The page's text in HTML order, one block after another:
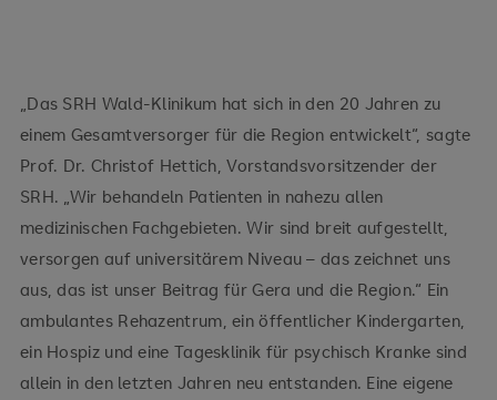
„Das SRH Wald-Klinikum hat sich in den 20 Jahren zu
einem Gesamtversorger für die Region entwickelt“, sagte
Prof. Dr. Christof Hettich, Vorstandsvorsitzender der
SRH. „Wir behandeln Patienten in nahezu allen
medizinischen Fachgebieten. Wir sind breit aufgestellt,
versorgen auf universitärem Niveau – das zeichnet uns
aus, das ist unser Beitrag für Gera und die Region.“ Ein
ambulantes Rehazentrum, ein öffentlicher Kindergarten,
ein Hospiz und eine Tagesklinik für psychisch Kranke sind
allein in den letzten Jahren neu entstanden. Eine eigene